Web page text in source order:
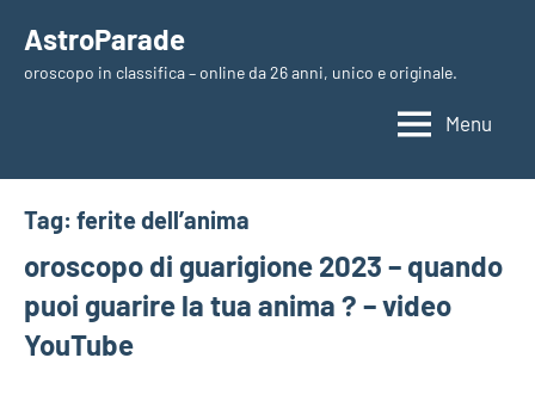
contenuto
AstroParade
oroscopo in classifica – online da 26 anni, unico e originale.
Menu
Tag: ferite dell’anima
oroscopo di guarigione 2023 – quando
puoi guarire la tua anima ? – video
YouTube